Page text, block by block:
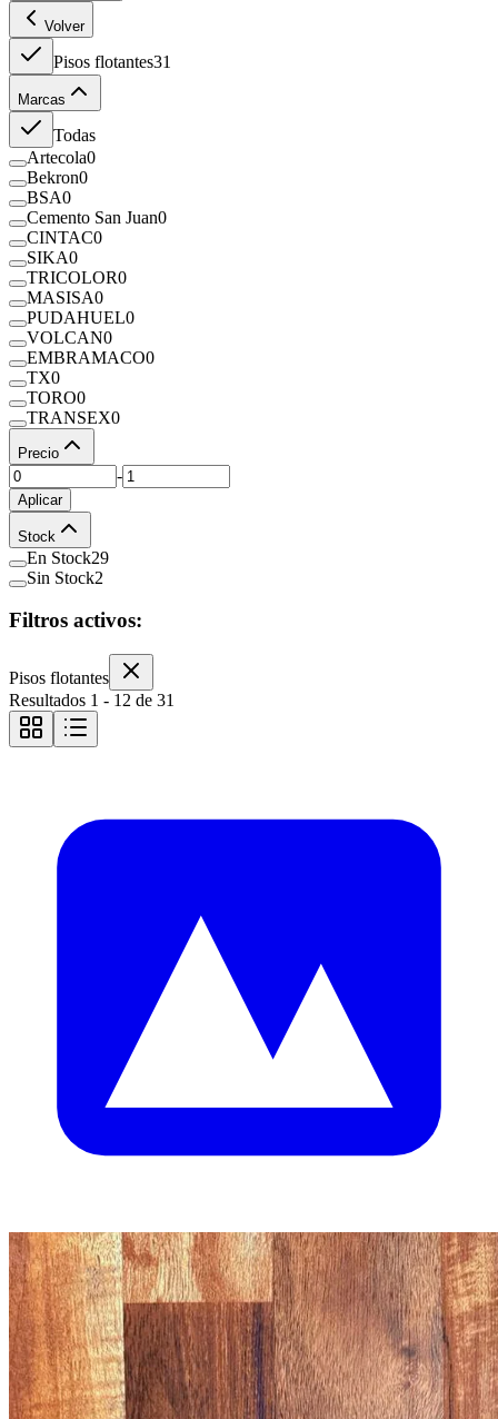
Volver
Pisos flotantes31
Marcas
Todas
Artecola0
Bekron0
BSA0
Cemento San Juan0
CINTAC0
SIKA0
TRICOLOR0
MASISA0
PUDAHUEL0
VOLCAN0
EMBRAMACO0
TX0
TORO0
TRANSEX0
Precio
-
Aplicar
Stock
En Stock29
Sin Stock2
Filtros activos:
Pisos flotantes
Resultados 1 - 12 de 31